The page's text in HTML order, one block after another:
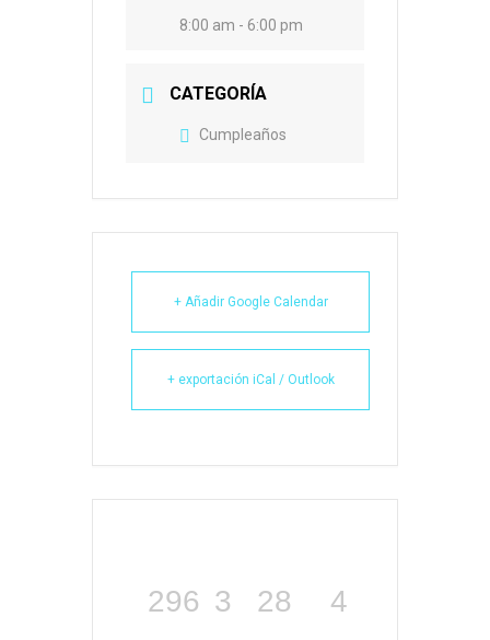
8:00 am - 6:00 pm
CATEGORÍA
Cumpleaños
+ Añadir Google Calendar
+ exportación iCal / Outlook
296 3 28 4